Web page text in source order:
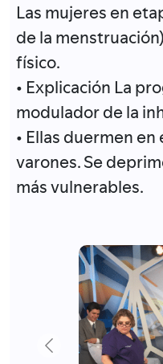
Las mujeres en
de la
físico.
• Explicación La
modulador de la
• Ellas duermen
varones. Se
más vulnerables.
Previous